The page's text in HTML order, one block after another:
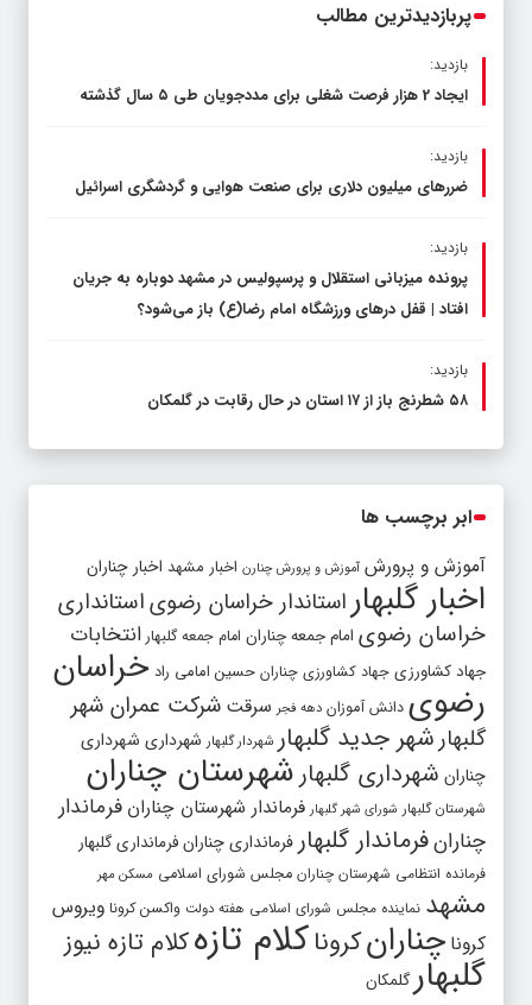
پربازدیدترین مطالب
بازدید:
ایجاد 2 هزار فرصت شغلی برای مددجویان طی ۵ سال گذشته
بازدید:
ضررهای میلیون دلاری برای صنعت هوایی و گردشگری اسرائیل
بازدید:
پرونده میزبانی استقلال و پرسپولیس در مشهد دوباره به جریان
افتاد | قفل در‌های ورزشگاه امام رضا(ع) باز می‌شود؟
بازدید:
۵۸ شطرنج‌ باز از ۱۷ استان در حال رقابت در گلمکان
ابر برچسب ها
آموزش و پرورش آموزش و پرورش چنارن اخبار مشهد اخبار چناران
اخبار گلبهار استاندار خراسان رضویاستانداری
خراسان رضوی امام جمعه چناران امام جمعه گلبهار انتخابات
جهاد کشاورزی جهاد کشاورزی چناران حسین امامی راد خراسان
رضوی دانش آموزان دهه فجر سرقت شرکت عمران شهر
گلبهارشهر جدید گلبهار شهردار گلبهار شهرداری شهرداری
چناران شهرداری گلبهارشهرستان چناران
شهرستان گلبهار شورای شهر گلبهار فرماندار شهرستان چناران فرماندار
چنارانفرماندار گلبهار فرمانداری چنارانفرمانداری گلبهار
فرمانده انتظامی شهرستان چناران مجلس شورای اسلامی مسکن مهر
مشهد نماینده مجلس شورای اسلامی هفته دولت واکسن کرونا ویروس
کرونا چنارانکروناکلام تازهکلام تازه نیوز
گلبهارگلمکان